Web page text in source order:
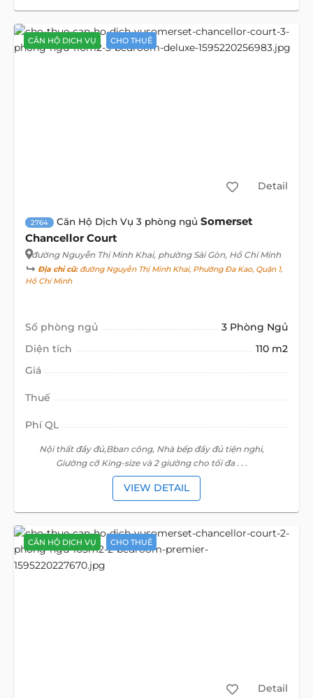
CĂN HỘ DỊCH VỤ CHO THUÊ
Detail
2764 Căn Hộ Dịch Vụ 3 phòng ngủ Somerset
Chancellor Court
đường Nguyễn Thị Minh Khai, phường Sài Gòn, Hồ Chí Minh
Địa chỉ cũ:đường Nguyễn Thị Minh Khai, Phường Đa Kao, Quận 1,
Hồ Chí Minh
Số phòng ngủ
3 Phòng Ngủ
Diện tích
110 m2
Giá
Thuế
Phí QL
Nội thất đầy đủ,Bban công, Nhà bếp đầy đủ tiện nghi,
Giường cỡ King-size và 2 giường cho tối đa . . .
VIEW DETAIL
CĂN HỘ DỊCH VỤ CHO THUÊ
Detail